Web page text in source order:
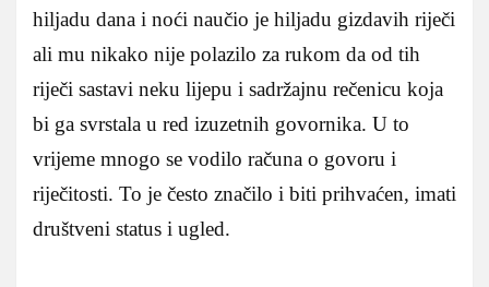
hiljadu dana i noći naučio je hiljadu gizdavih riječi
ali mu nikako nije polazilo za rukom da od tih
riječi sastavi neku lijepu i sadržajnu rečenicu koja
bi ga svrstala u red izuzetnih govornika. U to
vrijeme mnogo se vodilo računa o govoru i
riječitosti. To je često značilo i biti prihvaćen, imati
društveni status i ugled.